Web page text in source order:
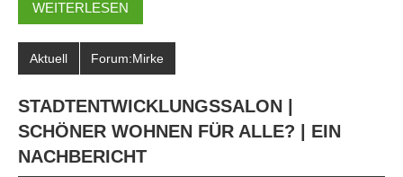
WEITERLESEN
Aktuell Forum:Mirke
STADTENTWICKLUNGSSALON |
SCHÖNER WOHNEN FÜR ALLE? | EIN
NACHBERICHT